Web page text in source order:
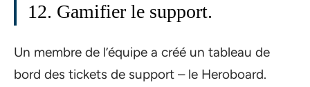
12. Gamifier le support.
Un membre de l’équipe a créé un tableau de
bord des tickets de support – le Heroboard.